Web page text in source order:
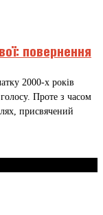
повернення
2000-х років
Проте з часом
присвячений